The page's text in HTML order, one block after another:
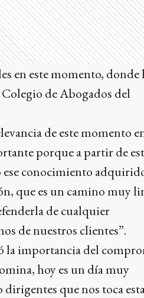
en este momento, donde
de Abogados del
de este momento
porque a partir de
ese conocimiento
que es un camino muy
de cualquier
de nuestros clientes”.
la importancia del
hoy es un día muy
que nos toca